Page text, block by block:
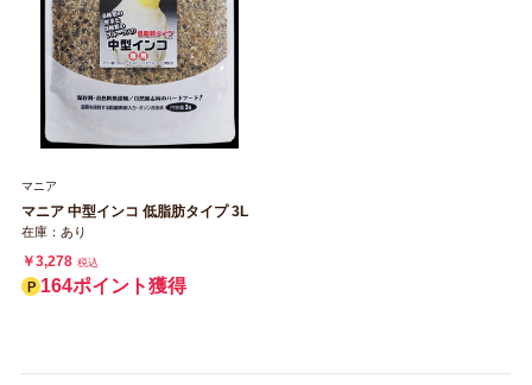
マニア
マニア 中型インコ 低脂肪タイプ 3L
在庫：あり
￥3,278 税込
164ポイント獲得